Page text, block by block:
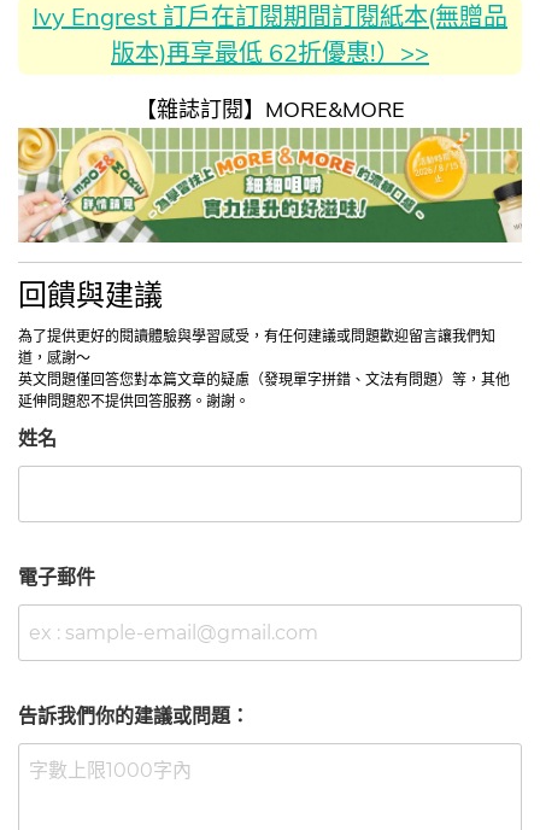
Ivy Engrest 訂戶在訂閱期間訂閱紙本(無贈品
版本)再享最低 62折優惠!）>>
【雜誌訂閱】MORE&MORE
回饋與建議
為了提供更好的閱讀體驗與學習感受，有任何建議或問題歡迎留言讓我們知
道，感謝～
英文問題僅回答您對本篇文章的疑慮（發現單字拼錯、文法有問題）等，其他
延伸問題恕不提供回答服務。謝謝。
姓名
電子郵件
告訴我們你的建議或問題：